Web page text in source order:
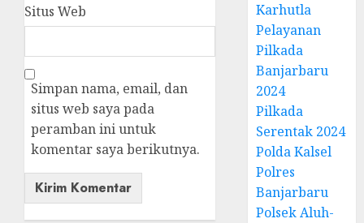
Situs Web
Simpan nama, email, dan
situs web saya pada
peramban ini untuk
komentar saya berikutnya.
Karhutla
Pelayanan
Pilkada
Banjarbaru
2024
Pilkada
Serentak 2024
Polda Kalsel
Polres
Banjarbaru
Polsek Aluh-